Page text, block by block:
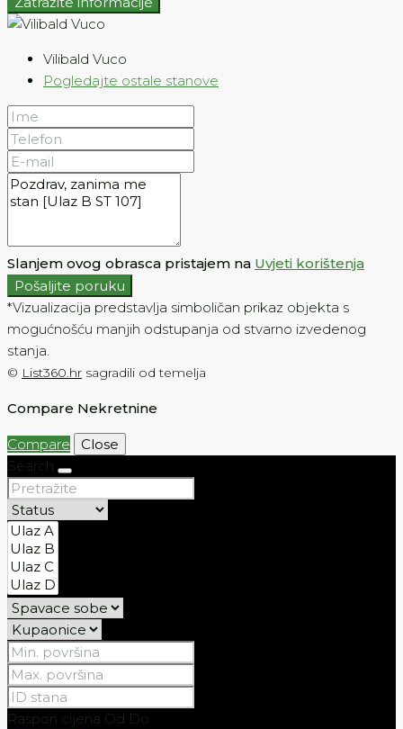
Vilibald Vuco
Pogledajte ostale stanove
Slanjem ovog obrasca pristajem na Uvjeti korištenja
Pošaljite poruku
*Vizualizacija predstavlja simboličan prikaz objekta s
mogućnošću manjih odstupanja od stvarno izvedenog
stanja.
© List360.hr sagradili od temelja
Compare Nekretnine
Compare
Close
Search
Raspon cijena Od Do